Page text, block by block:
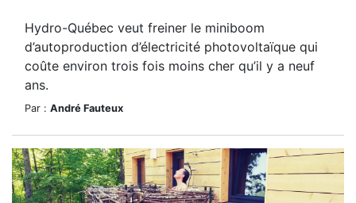
Hydro-Québec veut freiner le miniboom
d’autoproduction d’électricité photovoltaïque qui
coûte environ trois fois moins cher qu’il y a neuf
ans.
Par : André Fauteux